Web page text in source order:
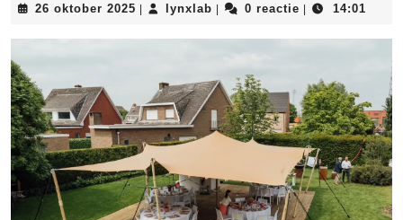
26 oktober 2025 26
2025
lynxlab lynxlab0 reactie 14:01